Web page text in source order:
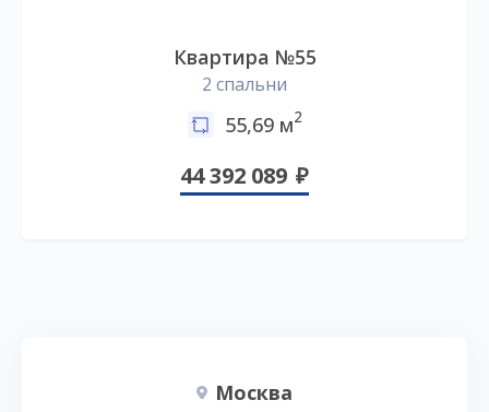
Квартира №55
2 спальни
55,69 м2
44 392 089
Москва